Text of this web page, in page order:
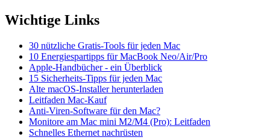
Wichtige Links
30 nützliche Gratis-Tools für jeden Mac
10 Energiespartipps für MacBook Neo/Air/Pro
Apple-Handbücher - ein Überblick
15 Sicherheits-Tipps für jeden Mac
Alte macOS-Installer herunterladen
Leitfaden Mac-Kauf
Anti-Viren-Software für den Mac?
Monitore am Mac mini M2/M4 (Pro): Leitfaden
Schnelles Ethernet nachrüsten